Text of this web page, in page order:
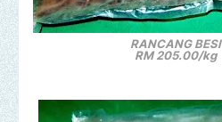
RANCANG BESI
RM 205.00/kg